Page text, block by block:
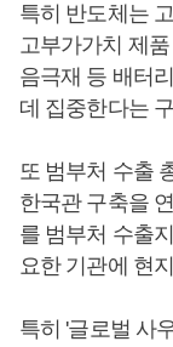
특히 반도체는
고부가가치 제
음극재 등 배터
데 집중한다는
또 범부처 수출
한국관 구축을
를 범부처 수출
요한 기관에 현
특히 '글로벌 사